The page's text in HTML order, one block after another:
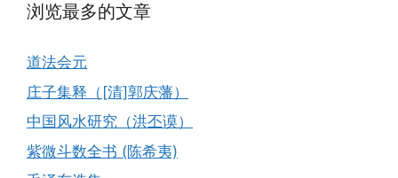
浏览最多的文章
道法会元
庄子集释（[清]郭庆藩）
中国风水研究（洪丕谟）
紫微斗数全书 (陈希夷)